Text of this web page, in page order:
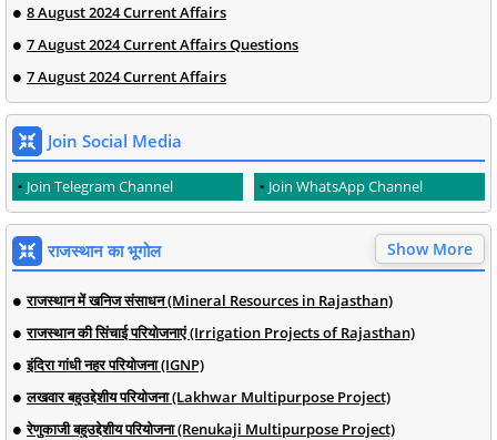
8 August 2024 Current Affairs
7 August 2024 Current Affairs Questions
7 August 2024 Current Affairs
Join Social Media
Join Telegram Channel Join WhatsApp Channel
राजस्थान का भूगोल Show More
राजस्थान में खनिज संसाधन (Mineral Resources in Rajasthan)
राजस्थान की सिंचाई परियोजनाएं (Irrigation Projects of Rajasthan)
इंदिरा गांधी नहर परियोजना (IGNP)
लखवार बहुउद्देशीय परियोजना (Lakhwar Multipurpose Project)
रेणुकाजी बहुउद्देशीय परियोजना (Renukaji Multipurpose Project)